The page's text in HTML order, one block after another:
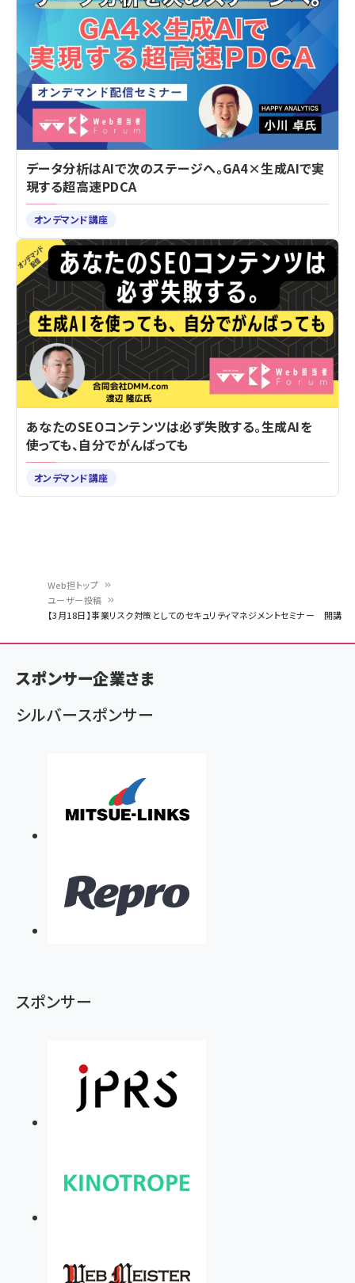
ン
く
ず
Web担トップ
ユーザー投稿
【3月18日】事業リスク対策としてのセキュリティマネジメントセミナー 開講
データ分析はAIで次のステージへ。GA4×生成AIで実
現する超高速PDCA
オンデマンド講座
あなたのSEOコンテンツは必ず失敗する。生成AIを
使っても、自分でがんばっても
オンデマンド講座
スポンサー企業さま
シルバースポンサー
スポンサー